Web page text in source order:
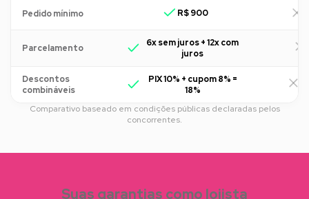
Pedido mínimo R$ 900
Parcelamento
6x sem juros + 12x com
juros
Descontos
combináveis
PIX 10% + cupom 8% =
18%
Comparativo baseado em condições públicas declaradas pelos
concorrentes.
Suas garantias como lojista